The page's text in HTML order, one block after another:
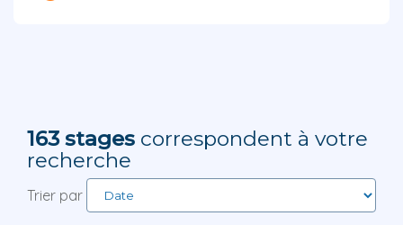
163 stages correspondent à votre
recherche
Trier par